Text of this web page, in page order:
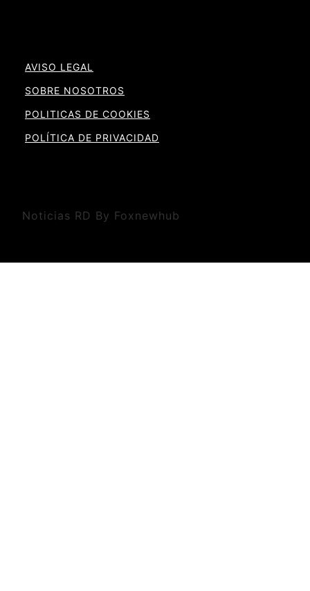
AVISO LEGAL
SOBRE NOSOTROS
POLITICAS DE COOKIES
POLÍTICA DE PRIVACIDAD
Noticias RD By Foxnewhub